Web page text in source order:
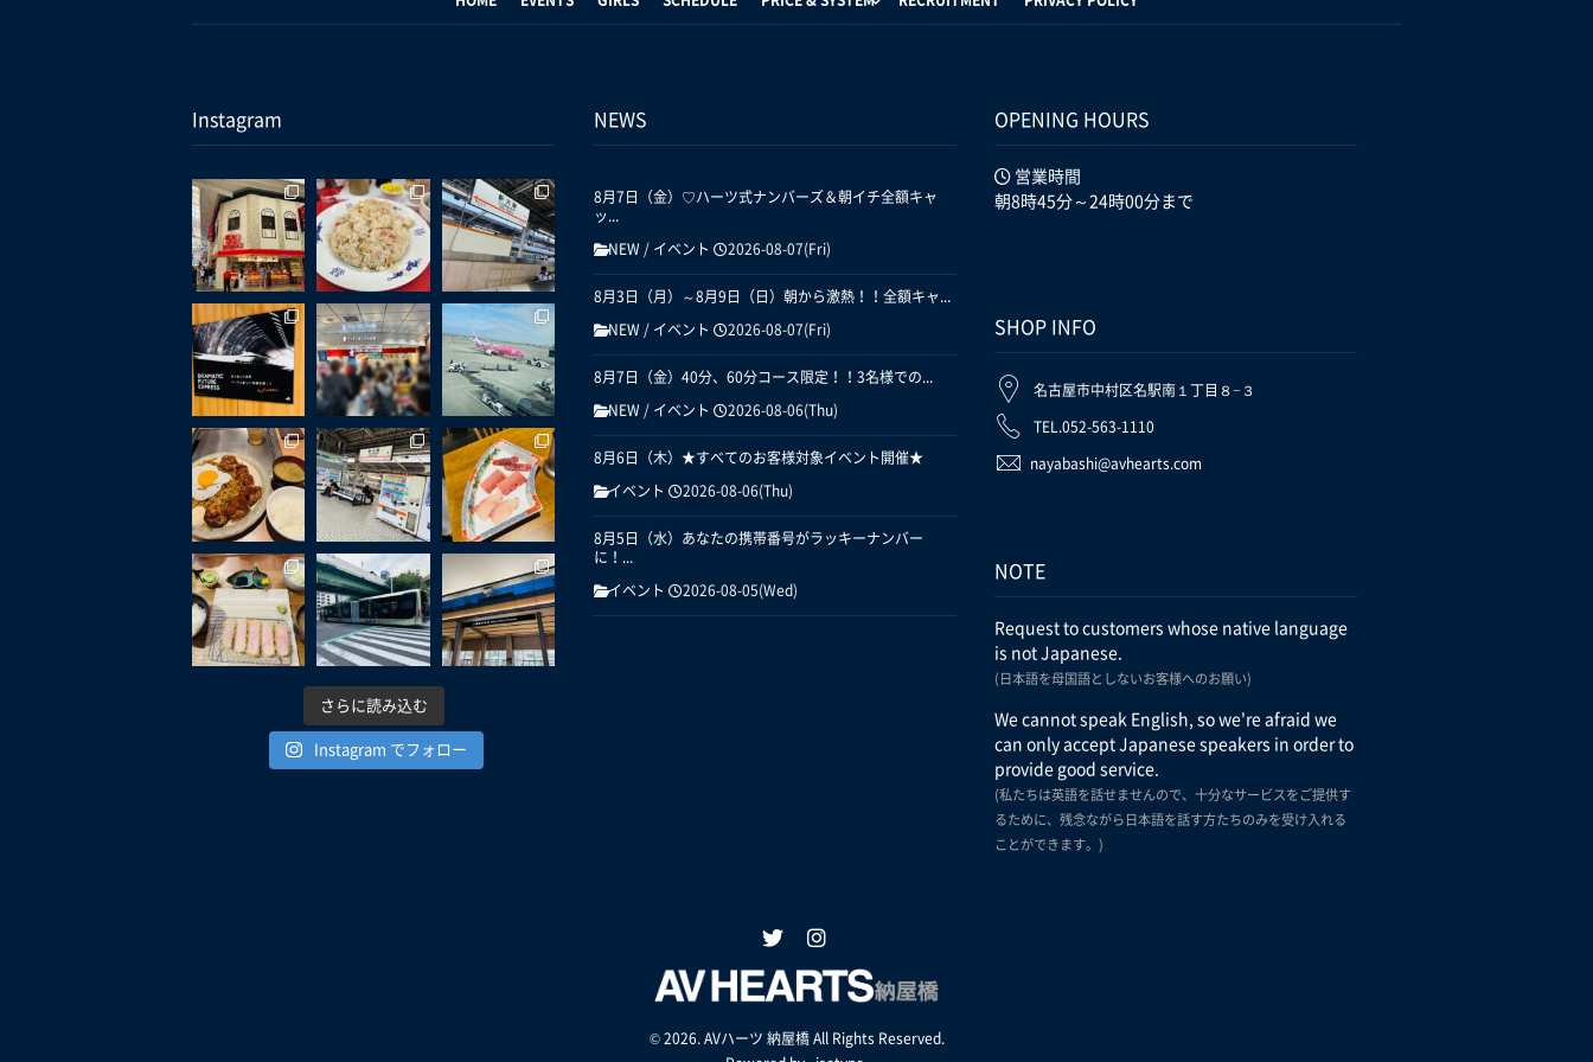
Instagram
さらに読み込む
Instagram でフォロー
NEWS
8月7日（金）♡ハーツ式ナンバーズ＆朝イチ全額キャ
ッ...
NEW / イベント 2026-08-07(Fri)
8月3日（月）～8月9日（日）朝から激熱！！全額キャ...
NEW / イベント 2026-08-07(Fri)
8月7日（金）40分、60分コース限定！！3名様での...
NEW / イベント 2026-08-06(Thu)
8月6日（木）★すべてのお客様対象イベント開催★
イベント 2026-08-06(Thu)
8月5日（水）あなたの携帯番号がラッキーナンバー
に！...
イベント 2026-08-05(Wed)
OPENING HOURS
営業時間
朝8時45分～24時00分まで
SHOP INFO
名古屋市中村区名駅南１丁目８−３
TEL.052-563-1110
nayabashi@avhearts.com
NOTE
Request to customers whose native language
is not Japanese.
(日本語を母国語としないお客様へのお願い)
We cannot speak English, so we're afraid we
can only accept Japanese speakers in order to
provide good service.
(私たちは英語を話せませんので、十分なサービスをご提供す
るために、残念ながら日本語を話す方たちのみを受け入れる
ことができます。)
© 2026. AVハーツ 納屋橋 All Rights Reserved.